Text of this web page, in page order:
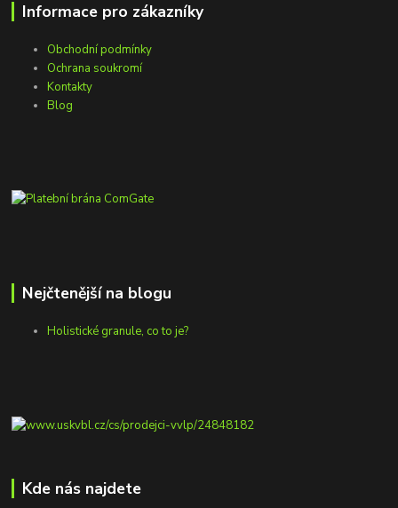
Informace pro zákazníky
Obchodní podmínky
Ochrana soukromí
Kontakty
Blog
Nejčtenější na blogu
Holistické granule, co to je?
Kde nás najdete